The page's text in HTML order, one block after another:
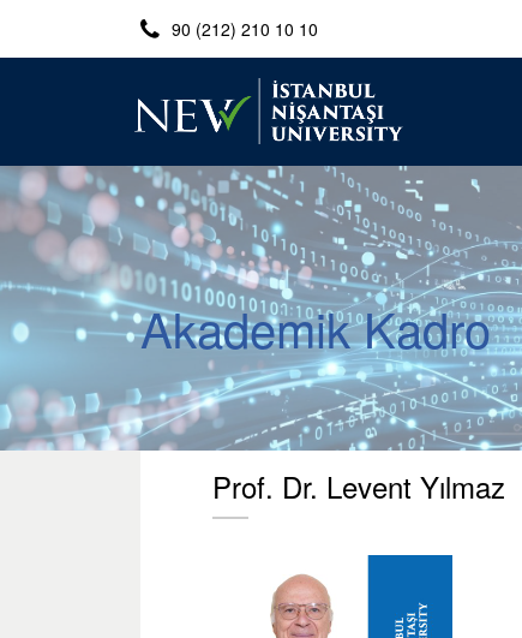
90 (212) 210 10 10
Akademik Kadro
Prof. Dr. Levent Yılmaz